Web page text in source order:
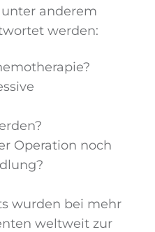
anderem
werden:
Operation noch
wurden bei mehr
weltweit zur